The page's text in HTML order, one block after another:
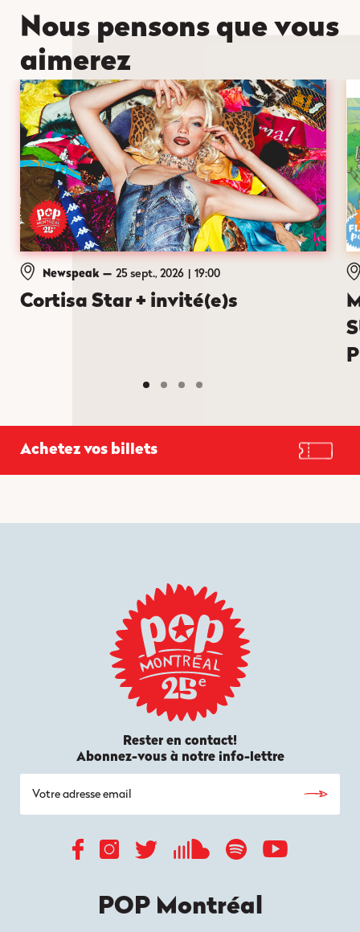
Achetez vos billets
Nous pensons que vous
aimerez
Newspeak — 25 sept., 2026 19:00
Cortisa Star + invité(e)s
Voir le calendrier
POP Montréal
Rester en contact!
Abonnez-vous à notre info-lettre